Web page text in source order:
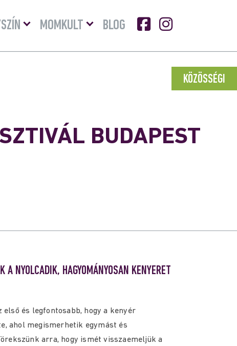
Menü
lenyitásaMOMKULT
Menü
lenyitása
BLOG
KÖZÖSSÉGI
BUDAPEST
NYOLCADIK, HAGYOMÁNYOSAN KENYERET
és legfontosabb, hogy a kenyér
ahol megismerhetik egymást és
arra, hogy ismét visszaemeljük a